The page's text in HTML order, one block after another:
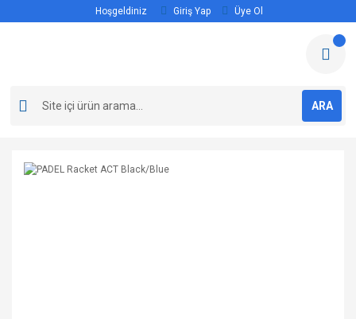
Hoşgeldiniz Giriş Yap Üye Ol
ARA